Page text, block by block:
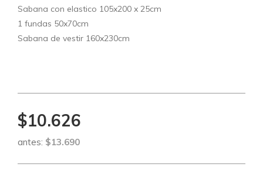
Sabana con elastico 105x200 x 25cm
1 fundas 50x70cm
Sabana de vestir 160x230cm
$10.626
antes: $13.690